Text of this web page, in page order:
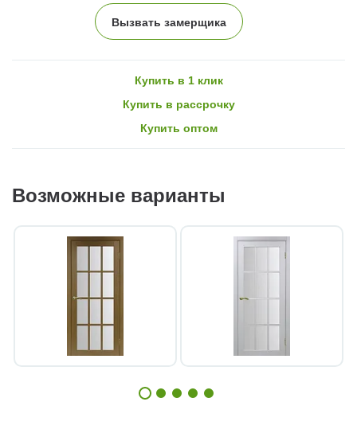
Вызвать замерщика
Купить в 1 клик
Купить в рассрочку
Купить оптом
Возможные варианты